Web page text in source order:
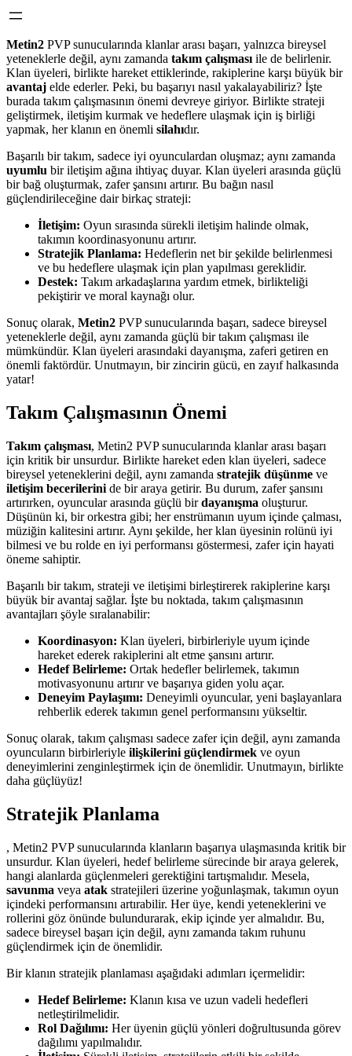
Metin2 PVP sunucularında klanlar arası başarı, yalnızca bireysel
yeteneklerle değil, aynı zamanda takım çalışması ile de belirlenir.
Klan üyeleri, birlikte hareket ettiklerinde, rakiplerine karşı büyük bir
avantaj elde ederler. Peki, bu başarıyı nasıl yakalayabiliriz? İşte
burada takım çalışmasının önemi devreye giriyor. Birlikte strateji
geliştirmek, iletişim kurmak ve hedeflere ulaşmak için iş birliği
yapmak, her klanın en önemli silahıdır.
Başarılı bir takım, sadece iyi oyunculardan oluşmaz; aynı zamanda
uyumlu bir iletişim ağına ihtiyaç duyar. Klan üyeleri arasında güçlü
bir bağ oluşturmak, zafer şansını artırır. Bu bağın nasıl
güçlendirileceğine dair birkaç strateji:
İletişim: Oyun sırasında sürekli iletişim halinde olmak,
takımın koordinasyonunu artırır.
Stratejik Planlama: Hedeflerin net bir şekilde belirlenmesi
ve bu hedeflere ulaşmak için plan yapılması gereklidir.
Destek: Takım arkadaşlarına yardım etmek, birlikteliği
pekiştirir ve moral kaynağı olur.
Sonuç olarak, Metin2 PVP sunucularında başarı, sadece bireysel
yeteneklerle değil, aynı zamanda güçlü bir takım çalışması ile
mümkündür. Klan üyeleri arasındaki dayanışma, zaferi getiren en
önemli faktördür. Unutmayın, bir zincirin gücü, en zayıf halkasında
yatar!
Takım Çalışmasının Önemi
Takım çalışması, Metin2 PVP sunucularında klanlar arası başarı
için kritik bir unsurdur. Birlikte hareket eden klan üyeleri, sadece
bireysel yeteneklerini değil, aynı zamanda stratejik düşünme ve
iletişim becerilerini de bir araya getirir. Bu durum, zafer şansını
artırırken, oyuncular arasında güçlü birdayanışma oluşturur.
Düşünün ki, bir orkestra gibi; her enstrümanın uyum içinde çalması,
müziğin kalitesini artırır. Aynı şekilde, her klan üyesinin rolünü iyi
bilmesi ve bu rolde en iyi performansı göstermesi, zafer için hayati
öneme sahiptir.
Başarılı bir takım, strateji ve iletişimi birleştirerek rakiplerine karşı
büyük bir avantaj sağlar. İşte bu noktada, takım çalışmasının
avantajları şöyle sıralanabilir:
Koordinasyon: Klan üyeleri, birbirleriyle uyum içinde
hareket ederek rakiplerini alt etme şansını artırır.
Hedef Belirleme: Ortak hedefler belirlemek, takımın
motivasyonunu artırır ve başarıya giden yolu açar.
Deneyim Paylaşımı: Deneyimli oyuncular, yeni başlayanlara
rehberlik ederek takımın genel performansını yükseltir.
Sonuç olarak, takım çalışması sadece zafer için değil, aynı zamanda
oyuncuların birbirleriyle ilişkilerini güçlendirmek ve oyun
deneyimlerini zenginleştirmek için de önemlidir. Unutmayın, birlikte
daha güçlüyüz!
Stratejik Planlama
, Metin2 PVP sunucularında klanların başarıya ulaşmasında kritik bir
unsurdur. Klan üyeleri, hedef belirleme sürecinde bir araya gelerek,
hangi alanlarda güçlenmeleri gerektiğini tartışmalıdır. Mesela,
savunma veya atak stratejileri üzerine yoğunlaşmak, takımın oyun
içindeki performansını artırabilir. Her üye, kendi yeteneklerini ve
rollerini göz önünde bulundurarak, ekip içinde yer almalıdır. Bu,
sadece bireysel başarı için değil, aynı zamanda takım ruhunu
güçlendirmek için de önemlidir.
Bir klanın stratejik planlaması aşağıdaki adımları içermelidir:
Hedef Belirleme: Klanın kısa ve uzun vadeli hedefleri
netleştirilmelidir.
Rol Dağılımı: Her üyenin güçlü yönleri doğrultusunda görev
dağılımı yapılmalıdır.